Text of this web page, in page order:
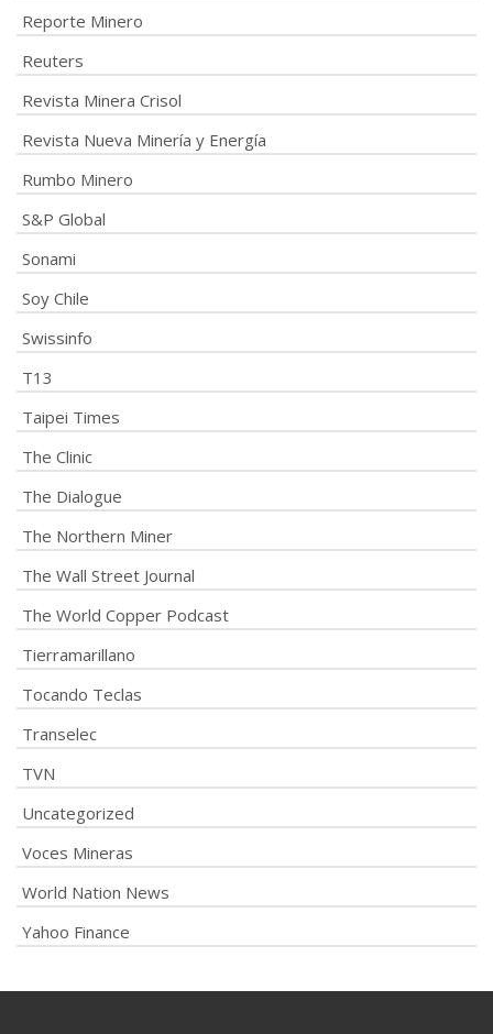
Reporte Minero
Reuters
Revista Minera Crisol
Revista Nueva Minería y Energía
Rumbo Minero
S&P Global
Sonami
Soy Chile
Swissinfo
T13
Taipei Times
The Clinic
The Dialogue
The Northern Miner
The Wall Street Journal
The World Copper Podcast
Tierramarillano
Tocando Teclas
Transelec
TVN
Uncategorized
Voces Mineras
World Nation News
Yahoo Finance